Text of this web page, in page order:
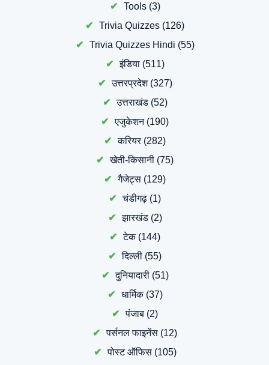
Tools(3)
Trivia Quizzes (126)
Trivia Quizzes Hindi (55)
इंडिया(511)
उत्तरप्रदेश(327)
उत्तराखंड(52)
एजुकेशन(190)
करियर(282)
खेती-किसानी (75)
गैजेट्स (129)
चंडीगढ़ (1)
झारखंड(2)
टेक(144)
दिल्ली (55)
दुनियादारी(51)
धार्मिक(37)
पंजाब (2)
पर्सनल फाइनेंस (12)
पोस्ट ऑफिस(105)